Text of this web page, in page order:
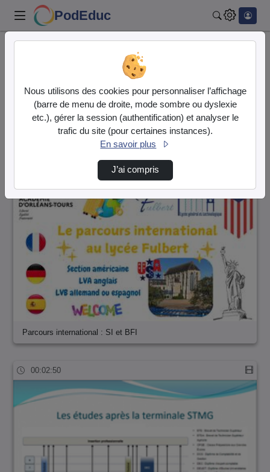
PodEduc
30 vidéos trouvées
Audio Vidéo
Direction de tri
Parcours international : SI et BFI
00:02:50
Nous utilisons des cookies pour personnaliser l’affichage
(barre de menu de droite, mode sombre ou dyslexie
etc.), gérer la session (authentification) et analyser le
trafic du site (pour certaines instances).
En savoir plus
J’ai compris